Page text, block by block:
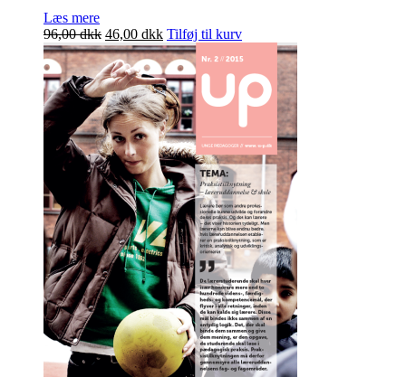
Læs mere
96,00dkk Den
oprindelige
pris
var:
96,00 dkk.
46,00 dkkDen
aktuelle
pris
er:
46,00 dkk.
Tilføj til kurv